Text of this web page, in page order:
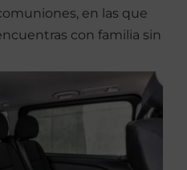
en las que
con familia sin